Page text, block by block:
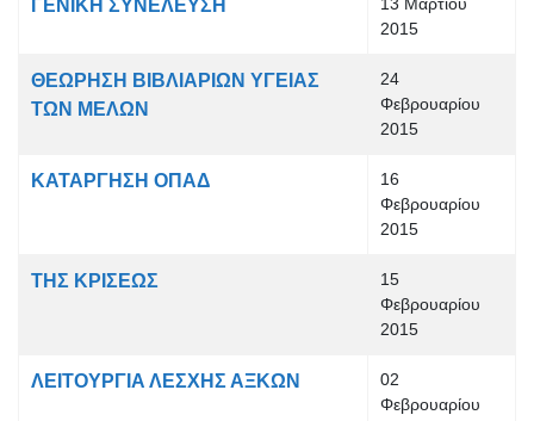
ΓΕΝΙΚΗ ΣΥΝΕΛΕΥΣΗ
2015
ΘΕΩΡΗΣΗ ΒΙΒΛΙΑΡΙΩΝ ΥΓΕΙΑΣ
ΤΩΝ ΜΕΛΩΝ
24
Φεβρουαρίου
2015
ΚΑΤΑΡΓΗΣΗ ΟΠΑΔ
16
Φεβρουαρίου
2015
ΤΗΣ ΚΡΙΣΕΩΣ
15
Φεβρουαρίου
2015
ΛΕΙΤΟΥΡΓΙΑ ΛΕΣΧΗΣ ΑΞΚΩΝ
02
Φεβρουαρίου